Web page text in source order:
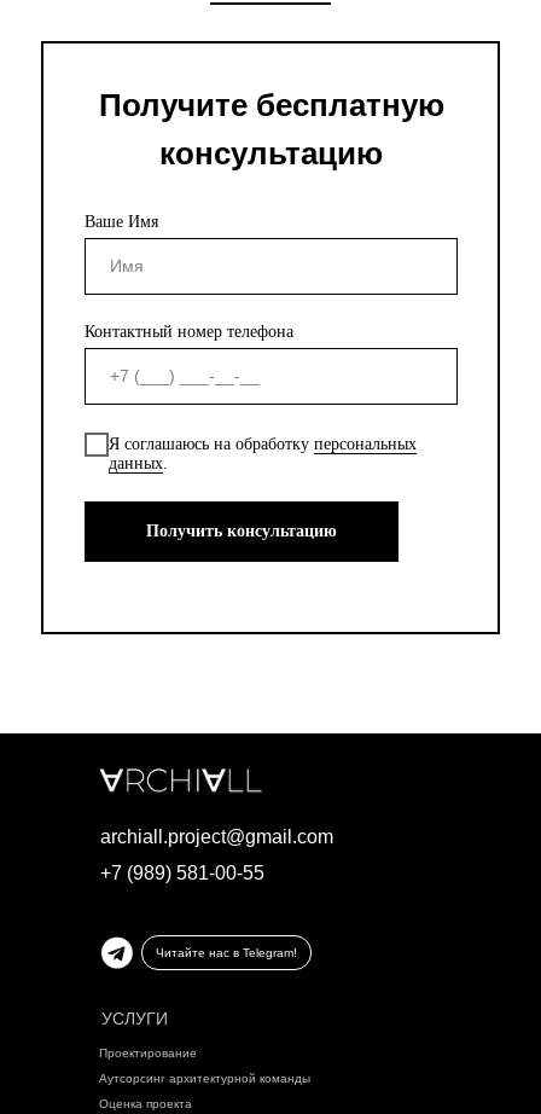
Получите бесплатную
консультацию
Ваше Имя
Контактный номер телефона
Я соглашаюсь на обработку персональных
данных
Получить консультацию
archiall.project@gmail.com
УСЛУГИ
Проектирование
Аутсорсинг архитектурной команды
Оценка проекта
+7 (989) 581-00-55
Читайте нас в Telegram!